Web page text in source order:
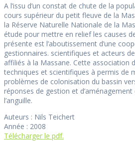
A l’issu d’un constat de chute de la
cours supérieur du petit fleuve de la
la Réserve Naturelle Nationale de la
étude pour mettre en relief les causes
présente est l’aboutissement d’une
gestionnaires. scientifiques et acteurs
affiliés à la Massane. Cette association
techniques et scientifiques à permis de
problèmes de colonisation du bassin
réponses de gestion et
l’anguille.
Auteurs : Nils Teichert
Année : 2008
Télécharger le pdf.